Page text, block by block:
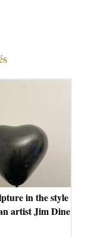
in the style
artist Jim Dine